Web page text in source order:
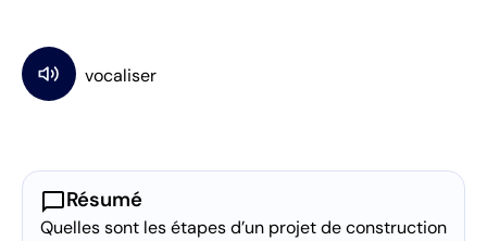
chat_bubbleRésumé
Quelles sont les étapes d’un projet de construction